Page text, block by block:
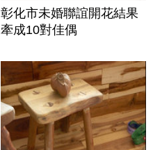
彰化市未婚聯誼開花結果
牽成10對佳偶